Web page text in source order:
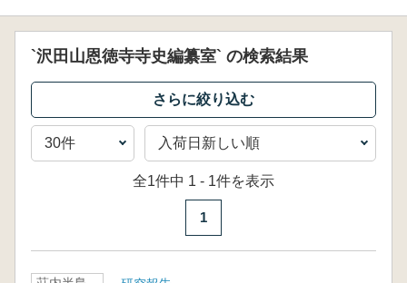
`沢田山恩徳寺寺史編纂室` の検索結果
全1件中 1 - 1件を表示
1